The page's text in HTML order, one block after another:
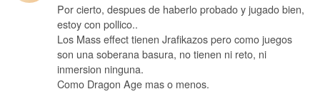
Por cierto, despues de haberlo probado y jugado bien,
estoy con pollico..
Los Mass effect tienen Jrafikazos pero como juegos
son una soberana basura, no tienen ni reto, ni
inmersion ninguna.
Como Dragon Age mas o menos.